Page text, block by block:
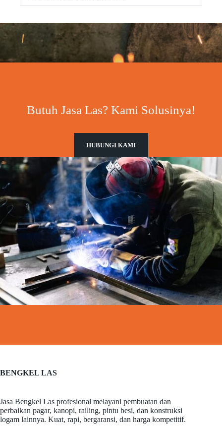
Butuh Jasa Las? Kami Solusinya!
HUBUNGI KAMI
BENGKEL LAS
Jasa Bengkel Las profesional melayani pembuatan dan
perbaikan pagar, kanopi, railing, pintu besi, dan konstruksi
logam lainnya. Kuat, rapi, bergaransi, dan harga kompetitif.